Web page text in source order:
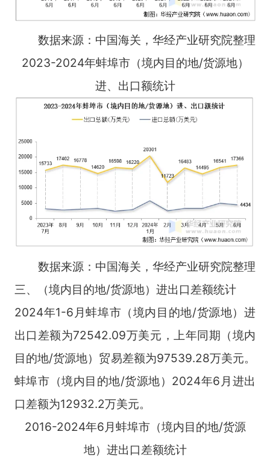
数据来源：中国海关，华经产业研究院整理
2023-2024年蚌埠市（境内目的地/货源地）
进、出口额统计
数据来源：中国海关，华经产业研究院整理
三、（境内目的地/货源地）进出口差额统计
2024年1-6月蚌埠市（境内目的地/货源地）进
出口差额为72542.09万美元，上年同期（境内
目的地/货源地）贸易差额为97539.28万美元。
蚌埠市（境内目的地/货源地）2024年6月进出
口差额为12932.2万美元。
2016-2024年6月蚌埠市（境内目的地/货源
地）进出口差额统计